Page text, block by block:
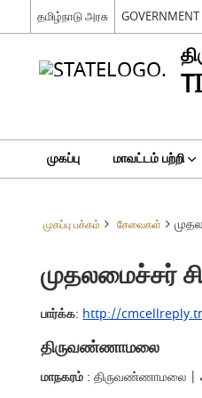
தமிழ்நாடு அரசு
முகப்பு மாவட்டம் பற்றி
முகப்பு பக்கம் சேவைகள்
முதலமைச்சர்
பார்க்க: http://
திருவண்ணாமலை
மாநகரம் : திருவண்ணாமலை |